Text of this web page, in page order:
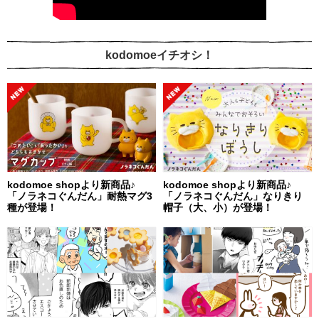
kodomoeイチオシ！
kodomoe shopより新商品♪
「ノラネコぐんだん」耐熱マグ3
種が登場！
kodomoe shopより新商品♪
「ノラネコぐんだん」なりきり
帽子（大、小）が登場！